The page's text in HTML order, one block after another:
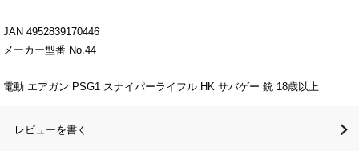
JAN 4952839170446
メーカー型番 No.44
電動 エアガン PSG1 スナイパーライフル HK サバゲー 銃 18歳以上
レビューを書く